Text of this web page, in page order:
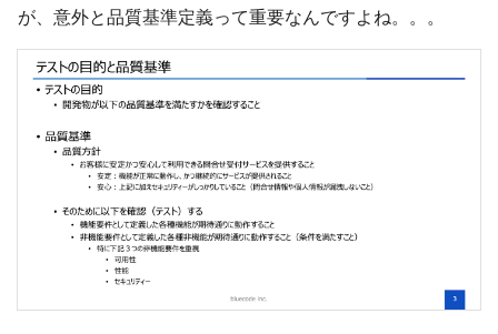
が、意外と品質基準定義って重要なんですよね。。。